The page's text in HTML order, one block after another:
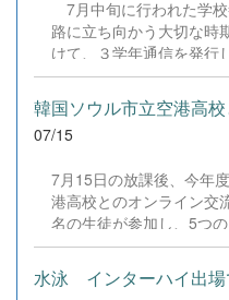
る学習プラットフォーム
たちの振り返りや感想が
わり方が大きく変わる面
言葉を磨く大切さに気づ
自分の...
部や剣道部、全国大会
学しました。
7月中旬に行われた学
路に立ち向かう大切な
けて、３学年通信を発
回の内容は ①学校祭か
について ③進路実現に
容になっています。 一
ただけると幸いです。
で、ご確認ください
07/15
7月15日の放課後、今年
港高校とのオンライン交
名の生徒が参加し、5つ
ました。生徒たちは、各
って自己紹介のプレゼン
語、日本語を織り交ぜな
水泳 インターハイ出場